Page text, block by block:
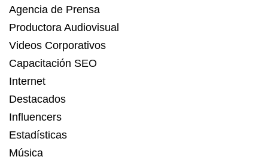
Agencia de Prensa
Productora Audiovisual
Videos Corporativos
Capacitación SEO
Internet
Destacados
Influencers
Estadísticas
Música